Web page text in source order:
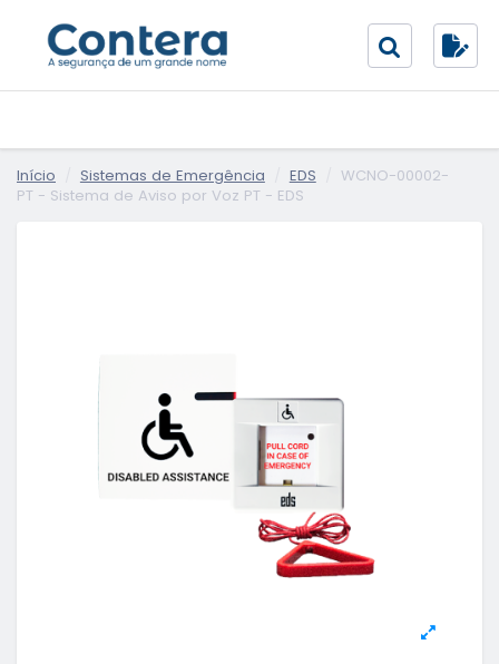
Início Sistemas de Emergência EDS
WCNO-00002-
PT - Sistema de Aviso por Voz PT - EDS